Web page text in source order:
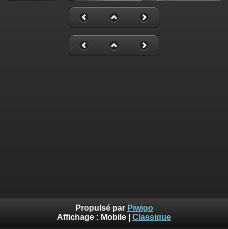
Propulsé par Piwigo
Affichage : Mobile Classique